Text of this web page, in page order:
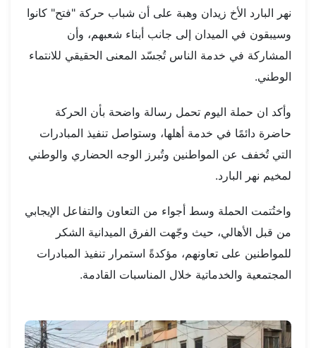
نهر البارد الأخ زيدان وهبة على أن شباب حركة "فتح" كانوا
وسيبقون في الميدان إلى جانب أبناء شعبهم، وأن
المشاركة في خدمة الناس تُجسّد المعنى الحقيقي للانتماء
الوطني.
وأكد ان حملة اليوم تحمل رسالة واضحة بأن الحركة
حاضرة دائمًا في خدمة أهلها، وستواصل تنفيذ المبادرات
التي تُخفف عن المواطنين وتُبرز الوجه الحضاري والوطني
لمخيم نهر البارد.
واختُتمت الحملة وسط أجواء من التعاون والتفاعل الإيجابي
من قبل الأهالي، حيث وجّهت الفرق الميدانية الشكر
للمواطنين على تعاونهم، مؤكدةً استمرار تنفيذ المبادرات
المجتمعية والخدماتية خلال المناسبات القادمة.